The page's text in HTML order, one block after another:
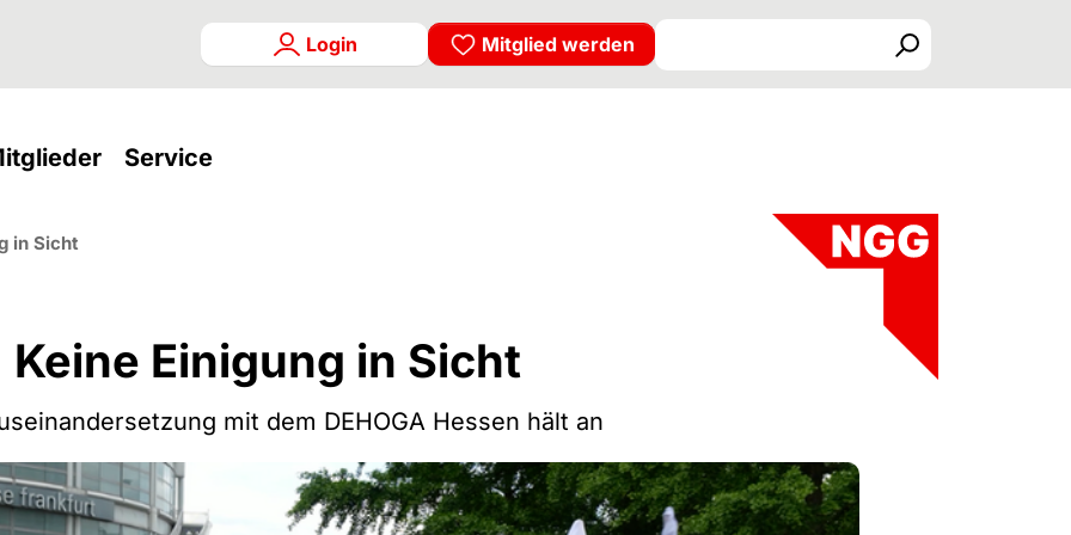
Login Mitglied werden
Suchen
(current)
Service(current)
in Sicht
Keine Einigung in Sicht
mit dem DEHOGA Hessen hält an